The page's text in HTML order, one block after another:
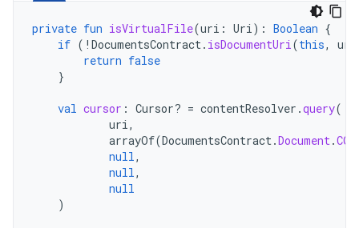
private fun isVirtualFile(uri : Uri): Boolean {
if ( ! DocumentsContract. isDocumentUri(this, uri
return false
}
val cursor : Cursor? = contentResolver .query(
uri,
arrayOf(DocumentsContract.Document.
null,
null,
null
)